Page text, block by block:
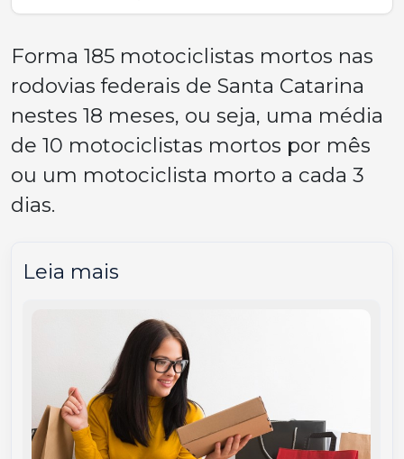
Forma 185 motociclistas mortos nas
rodovias federais de Santa Catarina
nestes 18 meses, ou seja, uma média
de 10 motociclistas mortos por mês
ou um motociclista morto a cada 3
dias.
Leia mais